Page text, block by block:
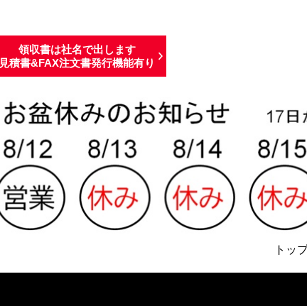
トッ
領収書は社名で出します
見積書&FAX注文書発行機能有り